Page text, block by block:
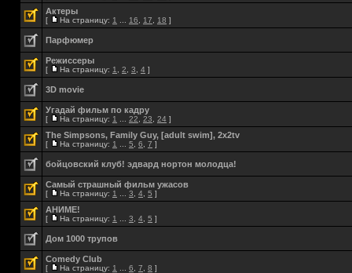
Актеры
[ На страницу: 1 16 17 18 ]
Парфюмер
Режиссеры
[ На страницу: 1 2 3 4 ]
3D movie
Угадай фильм по кадру
[ На страницу: 1 22 23 24 ]
The Simpsons, Family Guy, [adult swim], 2x2tv
[ На страницу: 1 5 6 7 ]
бойцовский клуб! эдвард нортон молодца!
Самый страшный фильм ужасов
[ На страницу: 1 3 4 5 ]
АНИМЕ!
[ На страницу: 1 3 4 5 ]
Дом 1000 трупов
Comedy Club
[ На страницу: 1 6 7 8 ]